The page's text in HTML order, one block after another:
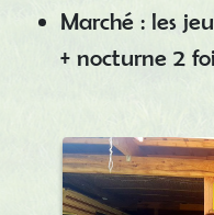
Marché : les
+ nocturne 2